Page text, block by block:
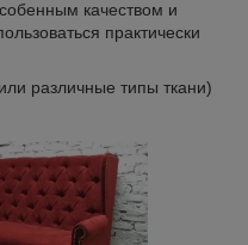
качеством и
практически
различные типы ткани)